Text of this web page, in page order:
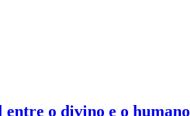
o divino e o humano